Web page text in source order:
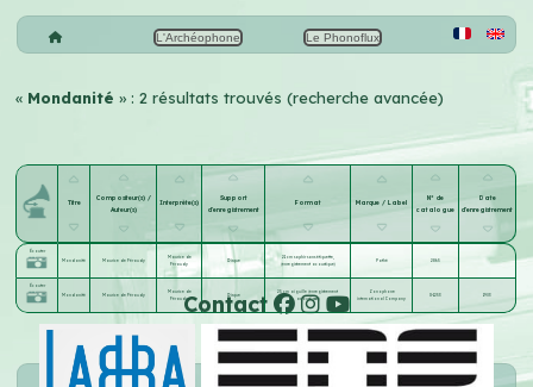
L'Archéophone Le Phonoflux
« Mondanité» : 2 résultats trouvés (recherche avancée)
Titre
Compositeur(s) /
Auteur(s)
Interprète(s)
Support
d'enregistrement
Format Marque / Label
N° de
catalogue
Date
d'enregistrement
Écouter
Mondanité
Maurice de Féraudy
Maurice de
Féraudy
Disque
21 cm saphir sans étiquette,
(enregistrement acoustique)
Pathé 2865
Écouter
Mondanité
Maurice de Féraudy
Maurice de
Féraudy
Disque
25 cm aiguille (enregistrement
acoustique)
Zonophone
international Company
X-1253 1903
Contact